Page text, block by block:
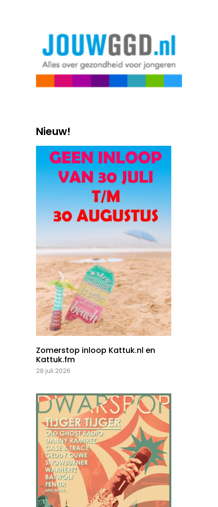
Nieuw!
Zomerstop inloop Kattuk.nl en
Kattuk.fm
28 juli 2026